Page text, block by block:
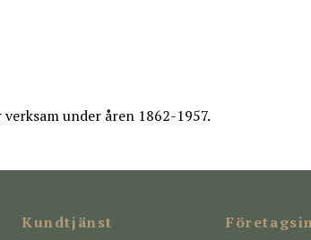
under åren 1862-1957.
Kundtjänst